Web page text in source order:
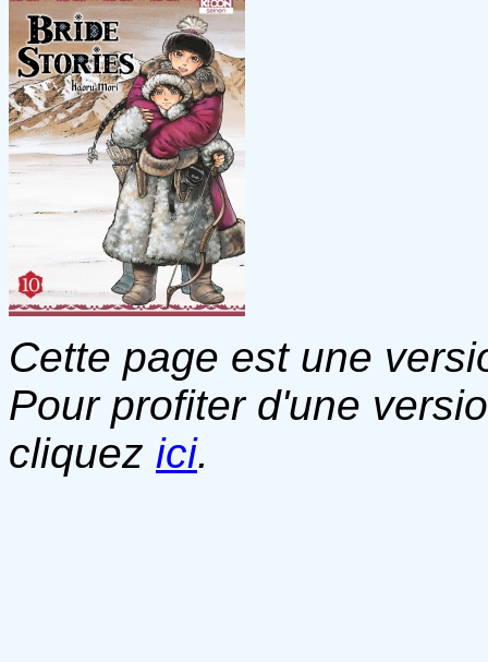
Cette page est une
Pour profiter d'une
cliquez ici.